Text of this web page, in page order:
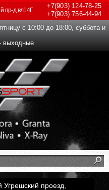
+7(903)124-78-25
+7(903)756-44-94
пр-д вл14Г
с 10:00 до 18:00, суббота и
выходные
проезд,